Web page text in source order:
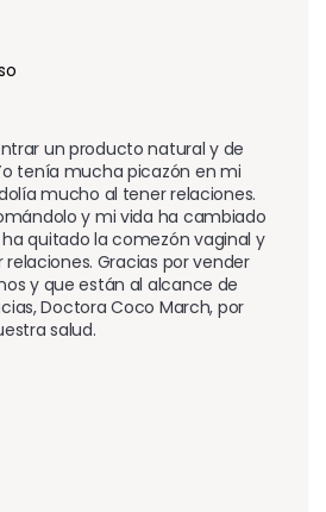
un producto natural y de
tenía mucha picazón en mi
mucho al tener relaciones.
y mi vida ha cambiado
quitado la comezón vaginal y
Gracias por vender
y que están al alcance de
Doctora Coco March, por
salud.